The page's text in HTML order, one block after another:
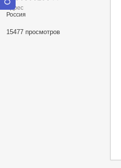
Адрес
Россия
15477 просмотров
Отправить
модератору